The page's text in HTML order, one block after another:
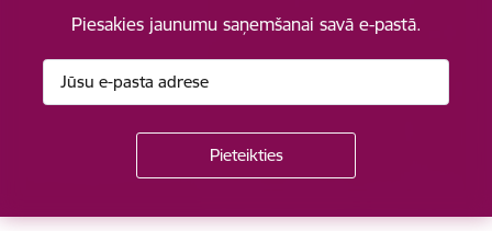
Piesakies jaunumu saņemšanai savā e-pastā.